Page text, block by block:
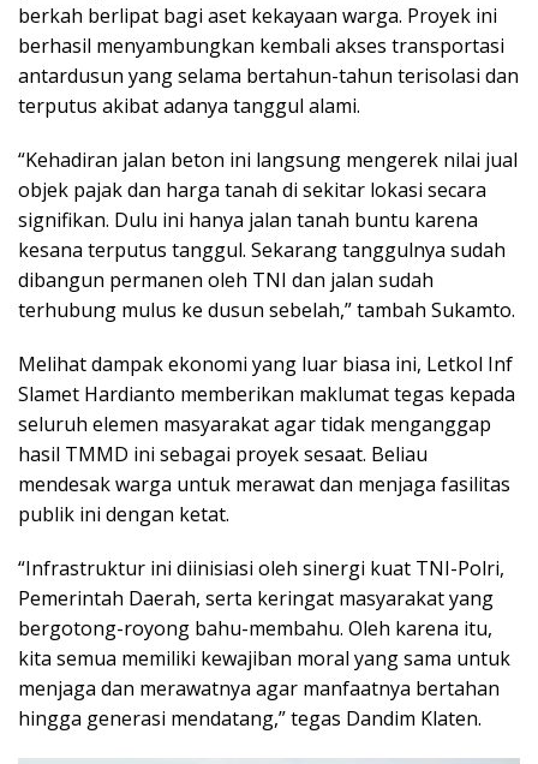
berkah berlipat bagi aset kekayaan warga. Proyek ini
berhasil menyambungkan kembali akses transportasi
antardusun yang selama bertahun-tahun terisolasi dan
terputus akibat adanya tanggul alami.
“Kehadiran jalan beton ini langsung mengerek nilai jual
objek pajak dan harga tanah di sekitar lokasi secara
signifikan. Dulu ini hanya jalan tanah buntu karena
kesana terputus tanggul. Sekarang tanggulnya sudah
dibangun permanen oleh TNI dan jalan sudah
terhubung mulus ke dusun sebelah,” tambah Sukamto.
Melihat dampak ekonomi yang luar biasa ini, Letkol Inf
Slamet Hardianto memberikan maklumat tegas kepada
seluruh elemen masyarakat agar tidak menganggap
hasil TMMD ini sebagai proyek sesaat. Beliau
mendesak warga untuk merawat dan menjaga fasilitas
publik ini dengan ketat.
“Infrastruktur ini diinisiasi oleh sinergi kuat TNI-Polri,
Pemerintah Daerah, serta keringat masyarakat yang
bergotong-royong bahu-membahu. Oleh karena itu,
kita semua memiliki kewajiban moral yang sama untuk
menjaga dan merawatnya agar manfaatnya bertahan
hingga generasi mendatang,” tegas Dandim Klaten.